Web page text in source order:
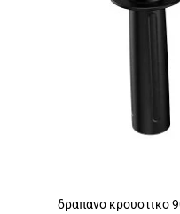
δραπανο κρουστικο